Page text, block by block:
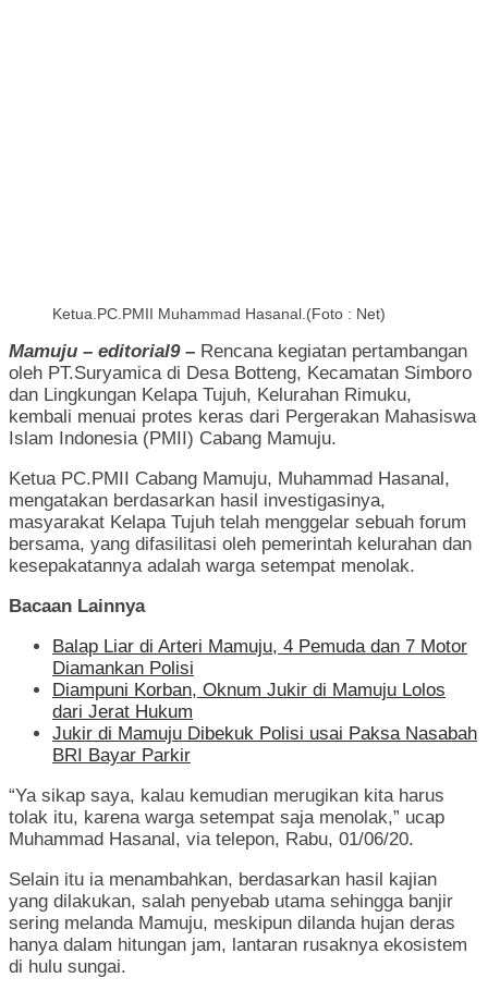
Ketua.PC.PMII Muhammad Hasanal.(Foto : Net)
Mamuju – editorial9 – Rencana kegiatan pertambangan
oleh PT.Suryamica di Desa Botteng, Kecamatan Simboro
dan Lingkungan Kelapa Tujuh, Kelurahan Rimuku,
kembali menuai protes keras dari Pergerakan Mahasiswa
Islam Indonesia (PMII) Cabang Mamuju.
Ketua PC.PMII Cabang Mamuju, Muhammad Hasanal,
mengatakan berdasarkan hasil investigasinya,
masyarakat Kelapa Tujuh telah menggelar sebuah forum
bersama, yang difasilitasi oleh pemerintah kelurahan dan
kesepakatannya adalah warga setempat menolak.
Bacaan Lainnya
Balap Liar di Arteri Mamuju, 4 Pemuda dan 7 Motor
Diamankan Polisi
Diampuni Korban, Oknum Jukir di Mamuju Lolos
dari Jerat Hukum
Jukir di Mamuju Dibekuk Polisi usai Paksa Nasabah
BRI Bayar Parkir
“Ya sikap saya, kalau kemudian merugikan kita harus
tolak itu, karena warga setempat saja menolak,” ucap
Muhammad Hasanal, via telepon, Rabu, 01/06/20.
Selain itu ia menambahkan, berdasarkan hasil kajian
yang dilakukan, salah penyebab utama sehingga banjir
sering melanda Mamuju, meskipun dilanda hujan deras
hanya dalam hitungan jam, lantaran rusaknya ekosistem
di hulu sungai.